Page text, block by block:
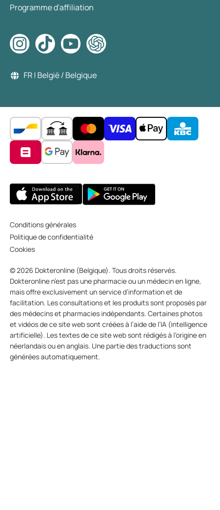
Programme d'affiliation
FR | België / Belgique
Conditions générales
Politique de confidentialité
Cookies
© 2026 Dokteronline (Belgique). Tous droits réservés.
Dokteronline n’est pas une pharmacie ou un médecin en ligne,
mais offre exclusivement un service d’information et de
facilitation. Les consultations et les produits sont proposés par
des médecins et pharmacies indépendants. Certaines photos
et vidéos de ce site web sont créées à l’aide de l’IA (intelligence
artificielle). Les textes de ce site web sont rédigés à l’origine en
néerlandais ou en anglais. Une partie des traductions sont
générées automatiquement.